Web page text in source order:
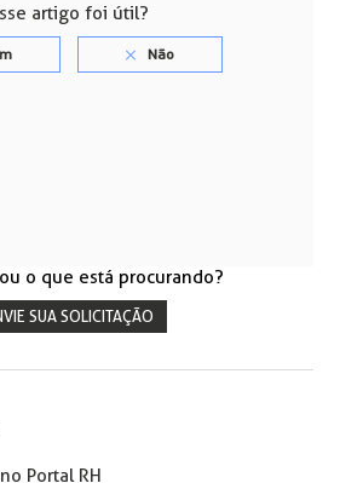
artigo foi útil?
o que está procurando?
SUA SOLICITAÇÃO
Portal RH